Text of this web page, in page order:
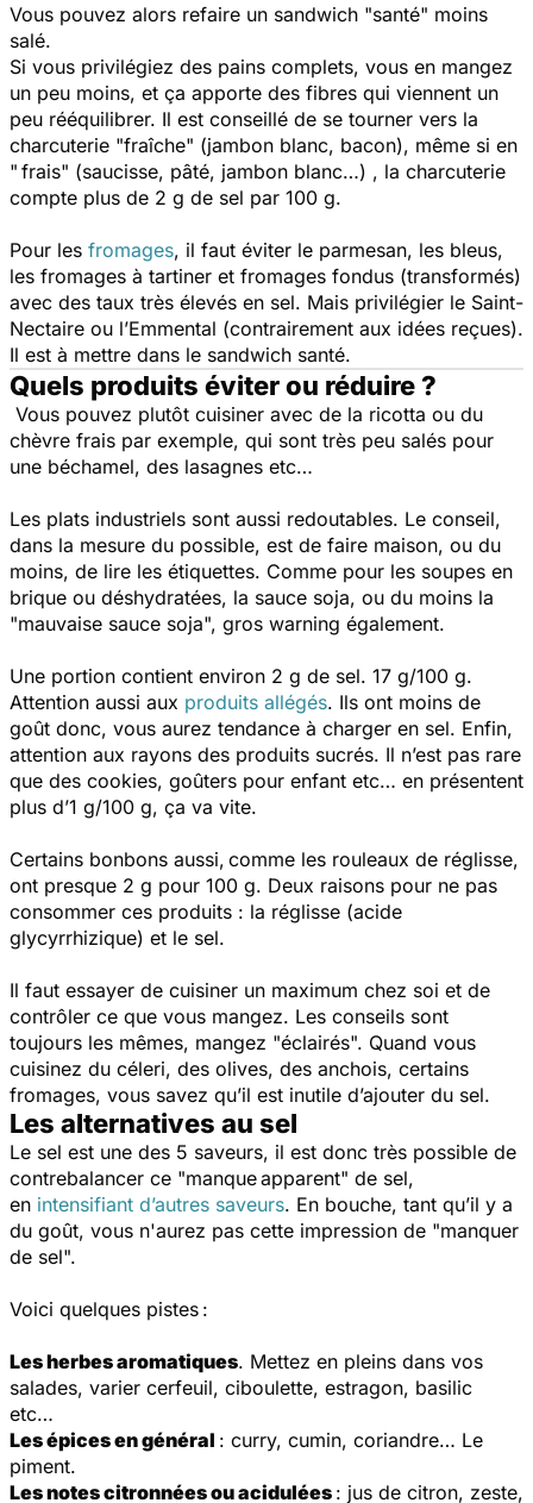
Vous pouvez alors refaire un sandwich "santé" moins
salé.
Si vous privilégiez des pains complets, vous en mangez
un peu moins, et ça apporte des fibres qui viennent un
peu rééquilibrer. Il est conseillé de se tourner vers la
charcuterie "fraîche" (jambon blanc, bacon), même si en
" frais" (saucisse, pâté, jambon blanc…) , la charcuterie
compte plus de 2 g de sel par 100 g.
Pour les fromages, il faut éviter le parmesan, les bleus,
les fromages à tartiner et fromages fondus (transformés)
avec des taux très élevés en sel. Mais privilégier le Saint-
Nectaire ou l’Emmental (contrairement aux idées reçues).
Il est à mettre dans le sandwich santé.
Quels produits éviter ou réduire ?
Vous pouvez plutôt cuisiner avec de la ricotta ou du
chèvre frais par exemple, qui sont très peu salés pour
une béchamel, des lasagnes etc…
Les plats industriels sont aussi redoutables. Le conseil,
dans la mesure du possible, est de faire maison, ou du
moins, de lire les étiquettes. Comme pour les soupes en
brique ou déshydratées, la sauce soja, ou du moins la
"mauvaise sauce soja", gros warning également.
Une portion contient environ 2 g de sel. 17 g/100 g.
Attention aussi aux produits allégés. Ils ont moins de
goût donc, vous aurez tendance à charger en sel. Enfin,
attention aux rayons des produits sucrés. Il n’est pas rare
que des cookies, goûters pour enfant etc… en présentent
plus d’1 g/100 g, ça va vite.
Certains bonbons aussi, comme les rouleaux de réglisse,
ont presque 2 g pour 100 g. Deux raisons pour ne pas
consommer ces produits : la réglisse (acide
glycyrrhizique) et le sel.
Il faut essayer de cuisiner un maximum chez soi et de
contrôler ce que vous mangez. Les conseils sont
toujours les mêmes, mangez "éclairés". Quand vous
cuisinez du céleri, des olives, des anchois, certains
fromages, vous savez qu’il est inutile d’ajouter du sel.
Les alternatives au sel
Le sel est une des 5 saveurs, il est donc très possible de
contrebalancer ce "manque apparent" de sel,
en intensifiant d’autres saveurs. En bouche, tant qu’il y a
du goût, vous n'aurez pas cette impression de "manquer
de sel".
Voici quelques pistes :
Les herbes aromatiques. Mettez en pleins dans vos
salades, varier cerfeuil, ciboulette, estragon, basilic
etc…
Les épices en général : curry, cumin, coriandre… Le
piment.
Les notes citronnées ou acidulées : jus de citron, zeste,